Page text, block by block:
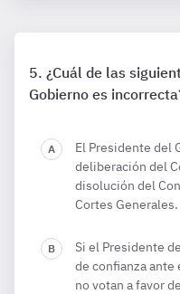
¿Cuál de las
Gobierno es
El Presidente del
deliberación del
disolución del
Cortes Generales.
Si el Presidente
de confianza ante
no votan a favor